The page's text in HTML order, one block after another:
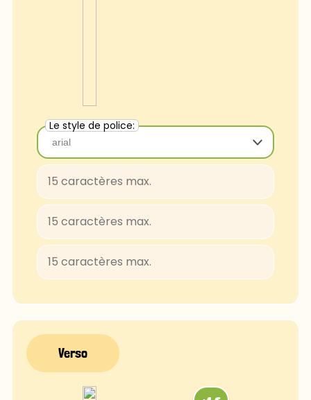
Le style de police:
arial
BungeeShade-Regular
ConcertOne-Regular
Courgette-Regular
JuliusSansOne-Regular
Lobster
OpenSans-Regular